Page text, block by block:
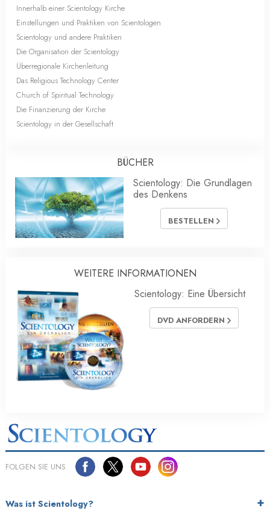
Innerhalb einer Scientology Kirche
Einstellungen und Praktiken von Scientologen
Scientology und andere Praktiken
Die Organisation der Scientology
Überregionale Kirchenleitung
Das Religious Technology Center
Church of Spiritual Technology
Die Finanzierung der Kirche
Scientology in der Gesellschaft
BÜCHER
Scientology: Die Grundlagen
des Denkens
BESTELLEN
WEITERE INFORMATIONEN
Scientology: Eine Übersicht
DVD ANFORDERN
FOLGEN SIE UNS
Was ist Scientology?